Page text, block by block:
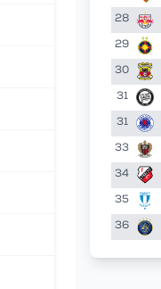
28
29
30
31
31
33
34
35
36